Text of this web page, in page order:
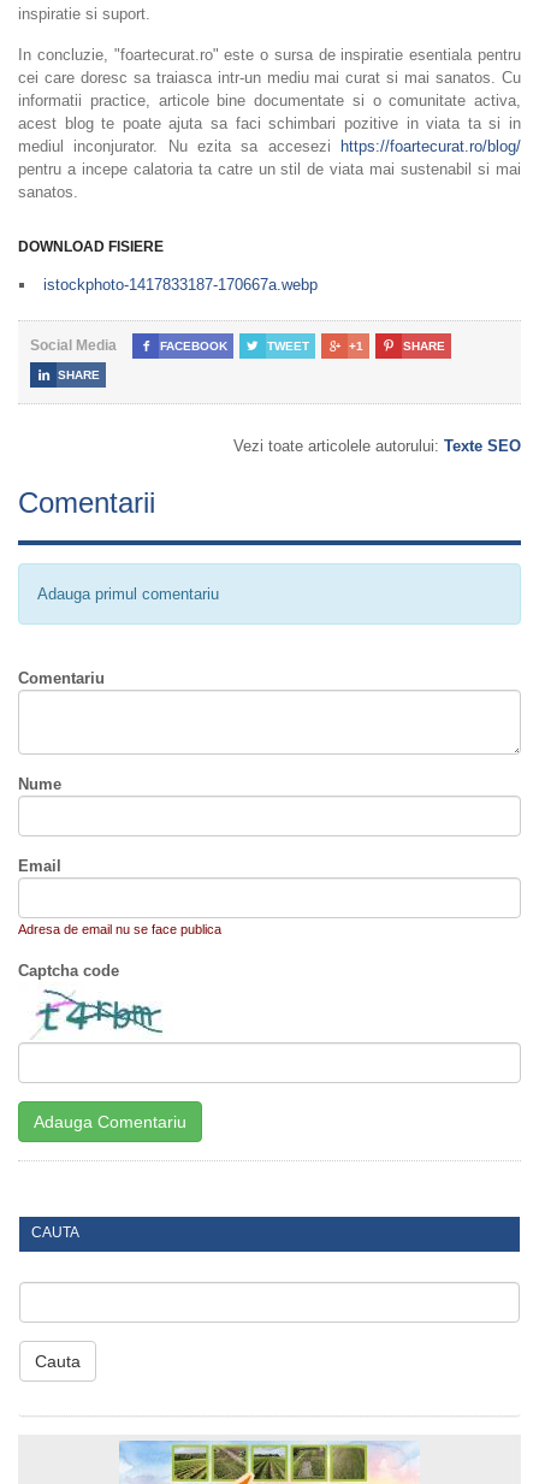
inspiratie si suport.
In concluzie, "foartecurat.ro" este o sursa de inspiratie esentiala pentru
cei care doresc sa traiasca intr-un mediu mai curat si mai sanatos. Cu
informatii practice, articole bine documentate si o comunitate activa,
acest blog te poate ajuta sa faci schimbari pozitive in viata ta si in
mediul inconjurator. Nu ezita sa accesezi
https://foartecurat.ro/blog/
pentru a incepe calatoria ta catre un stil de viata mai sustenabil si mai
sanatos.
DOWNLOAD FISIERE
istockphoto-1417833187-170667a.webp
Social Media  FACEBOOK  TWEET  +1  SHARE
 SHARE
Vezi toate articolele autorului: Texte SEO
Comentarii
Adauga primul comentariu
Comentariu
Nume
Email
Adresa de email nu se face publica
Captcha code
CAUTA
Cauta